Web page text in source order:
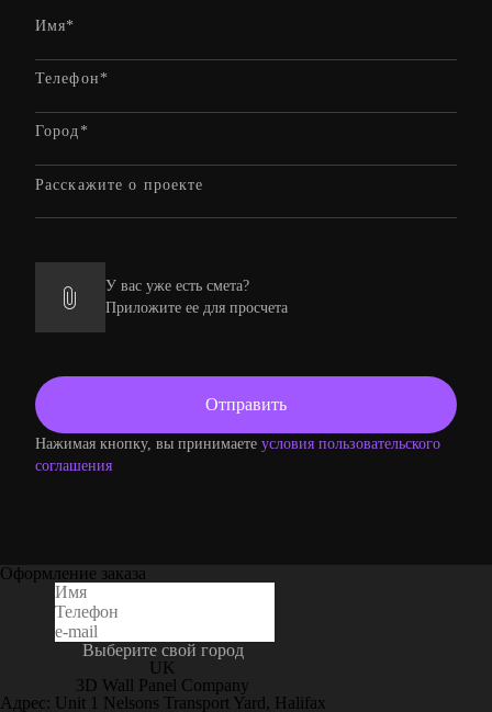
У вас уже есть смета?
Приложите ее для просчета
Нажимая кнопку, вы принимаете условия пользовательского
соглашения
Оформление заказа
Выберите свой город
UK
3D Wall Panel Company
Адрес: Unit 1 Nelsons Transport Yard, Halifax